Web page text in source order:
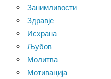
Занимливости
Здравје
Исхрана
Љубов
Молитва
Мотивација